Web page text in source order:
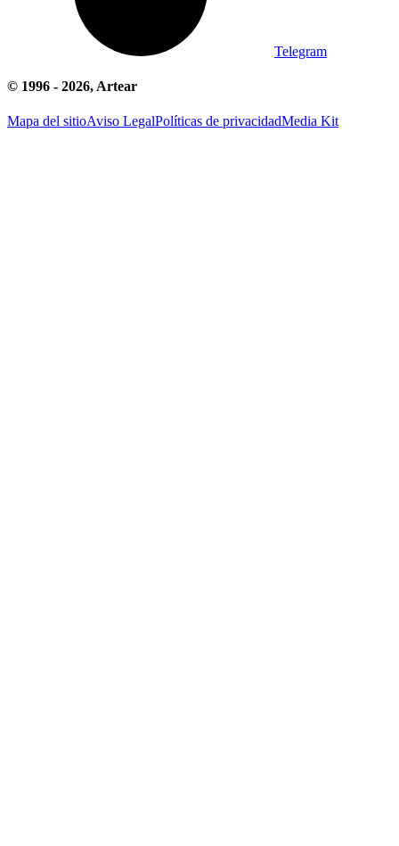
Telegram
© 1996 - 2026, Artear
Mapa del sitioAviso LegalPolíticas de privacidadMedia Kit